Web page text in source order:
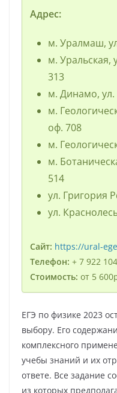
Адрес:
м. Уралмаш,
м. Уральская,
313
м. Динамо,
м.
оф. 708
м.
м.
514
ул. Григория
ул.
Сайт: https://ural-
Телефон: + 7 922
Стоимость: от 5
ЕГЭ по физике 2023
выбору. Его
комплексного
учебы знаний и их
ответе. Все задание
из которых